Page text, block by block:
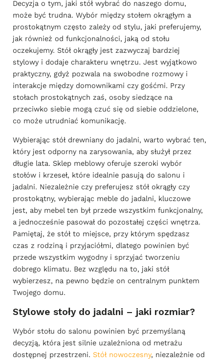
Decyzja o tym, jaki stół wybrać do naszego domu,
może być trudna. Wybór między stołem okrągłym a
prostokątnym często zależy od stylu, jaki preferujemy,
jak również od funkcjonalności, jaką od stołu
oczekujemy. Stół okrągły jest zazwyczaj bardziej
stylowy i dodaje charakteru wnętrzu. Jest wyjątkowo
praktyczny, gdyż pozwala na swobodne rozmowy i
interakcje między domownikami czy gośćmi. Przy
stołach prostokątnych zaś, osoby siedzące na
przeciwko siebie mogą czuć się od siebie oddzielone,
co może utrudniać komunikację.
Wybierając stół drewniany do jadalni, warto wybrać ten,
który jest odporny na zarysowania, aby służył przez
długie lata. Sklep meblowy oferuje szeroki wybór
stołów i krzeseł, które idealnie pasują do salonu i
jadalni. Niezależnie czy preferujesz stół okrągły czy
prostokątny, wybierając meble do jadalni, kluczowe
jest, aby mebel ten był przede wszystkim funkcjonalny,
a jednocześnie pasował do pozostałej części wnętrza.
Pamiętaj, że stół to miejsce, przy którym spędzasz
czas z rodziną i przyjaciółmi, dlatego powinien być
przede wszystkim wygodny i sprzyjać tworzeniu
dobrego klimatu. Bez względu na to, jaki stół
wybierzesz, na pewno będzie on centralnym punktem
Twojego domu.
Stylowe stoły do jadalni – jaki rozmiar?
Wybór stołu do salonu powinien być przemyślaną
decyzją, która jest silnie uzależniona od metrażu
dostępnej przestrzeni. Stół nowoczesny, niezależnie od